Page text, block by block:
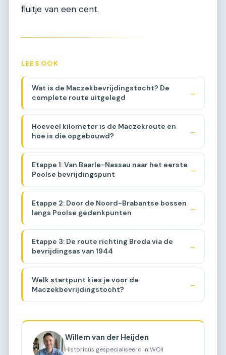
fluitje van een cent.
LEES OOK
Wat is de Maczekbevrijdingstocht? De
complete route uitgelegd
→
Hoeveel kilometer is de Maczekroute en
hoe is die opgebouwd?
→
Etappe 1: Van Baarle-Nassau naar het eerste
Poolse bevrijdingspunt
→
Etappe 2: Door de Noord-Brabantse bossen
langs Poolse gedenkpunten
→
Etappe 3: De route richting Breda via de
bevrijdingsas van 1944
→
Welk startpunt kies je voor de
Maczekbevrijdingstocht?
→
Willem van der Heijden
Historicus gespecialiseerd in WOII